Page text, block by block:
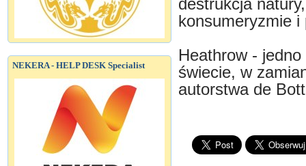
NEKERA - HELP DESK Specialist
destrukcja
konsumeryzmie i
Heathrow -
świecie, w
autorstwa de